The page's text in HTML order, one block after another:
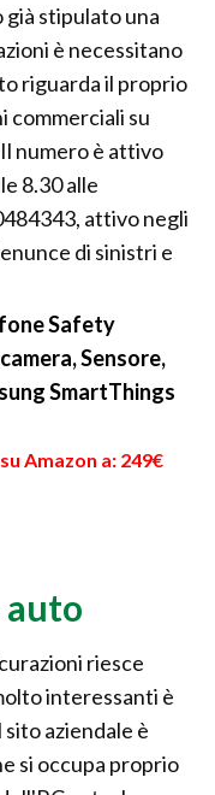
stipulato una
è necessitano
riguarda il proprio
su
numero è attivo
8.30 alle
attivo negli
di sinistri e
Safety
Sensore,
SmartThings
Amazon a: 249€
auto
riesce
interessanti è
aziendale è
si occupa proprio